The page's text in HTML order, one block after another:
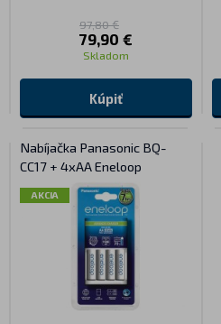
97,80 €
79,90 €
Skladom
Kúpiť
Nabíjačka Panasonic BQ-
CC17 + 4xAA Eneloop
AKCIA